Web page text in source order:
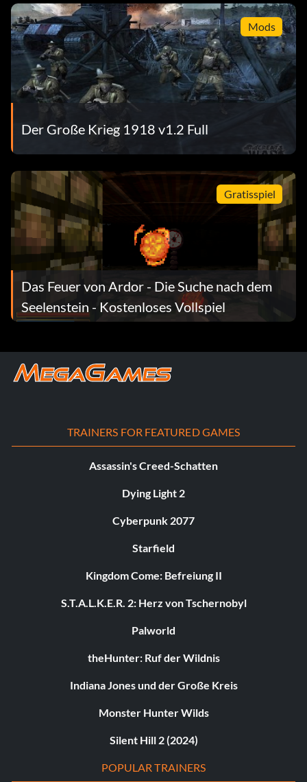
Mods
Der Große Krieg 1918 v1.2 Full
Gratisspiel
Das Feuer von Ardor - Die Suche nach dem
Seelenstein - Kostenloses Vollspiel
TRAINERS FOR FEATURED GAMES
Assassin's Creed-Schatten
Dying Light 2
Cyberpunk 2077
Starfield
Kingdom Come: Befreiung II
S.T.A.L.K.E.R. 2: Herz von Tschernobyl
Palworld
theHunter: Ruf der Wildnis
Indiana Jones und der Große Kreis
Monster Hunter Wilds
Silent Hill 2 (2024)
POPULAR TRAINERS